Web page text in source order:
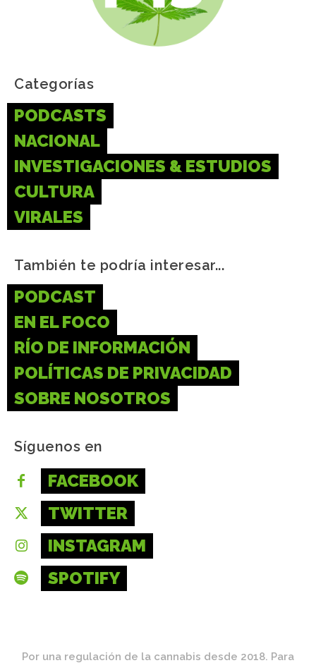
Categorías
PODCASTS
NACIONAL
INVESTIGACIONES & ESTUDIOS
CULTURA
VIRALES
También te podría interesar...
PODCAST
EN EL FOCO
RÍO DE INFORMACIÓN
POLÍTICAS DE PRIVACIDAD
SOBRE NOSOTROS
Síguenos en
FACEBOOK
TWITTER
INSTAGRAM
SPOTIFY
Por una regulación de la cannabis desde 2018. Para